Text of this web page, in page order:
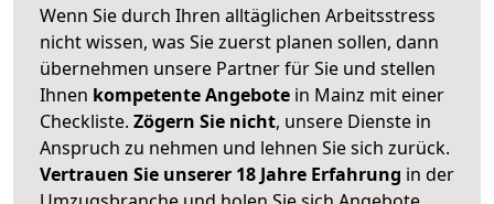
Wenn Sie durch Ihren alltäglichen Arbeitsstress
nicht wissen, was Sie zuerst planen sollen, dann
übernehmen unsere Partner für Sie und stellen
Ihnen kompetente Angebote in Mainz mit einer
Checkliste. Zögern Sie nicht, unsere Dienste in
Anspruch zu nehmen und lehnen Sie sich zurück.
Vertrauen Sie unserer 18 Jahre Erfahrung in der